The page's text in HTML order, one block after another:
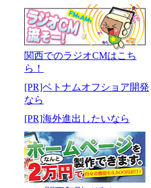
関西でのラジオCMはこち
ら！
[PR]ベトナムオフショア開発
なら
[PR]海外進出したいなら